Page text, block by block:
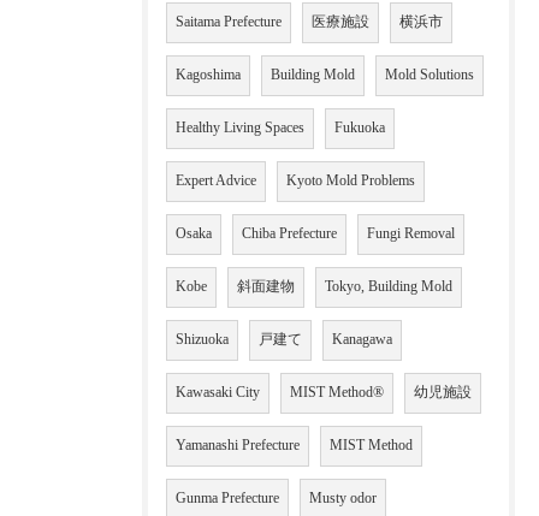
Saitama Prefecture 医療施設 横浜市
Kagoshima Building Mold Mold Solutions
Healthy Living Spaces Fukuoka
Expert Advice Kyoto Mold Problems
Osaka Chiba Prefecture Fungi Removal
Kobe 斜面建物 Tokyo, Building Mold
Shizuoka 戸建て Kanagawa
Kawasaki City MIST Method® 幼児施設
Yamanashi Prefecture MIST Method
Gunma Prefecture Musty odor